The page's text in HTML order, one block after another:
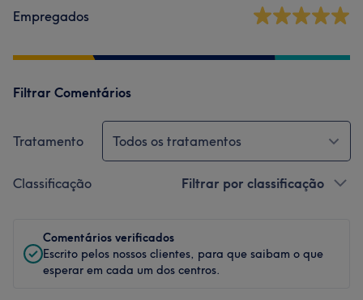
Empregados
Filtrar Comentários
Tratamento Todos os tratamentos
Classificação Filtrar por classificação
Comentários verificados
Escrito pelos nossos clientes, para que saibam o que
esperar em cada um dos centros.